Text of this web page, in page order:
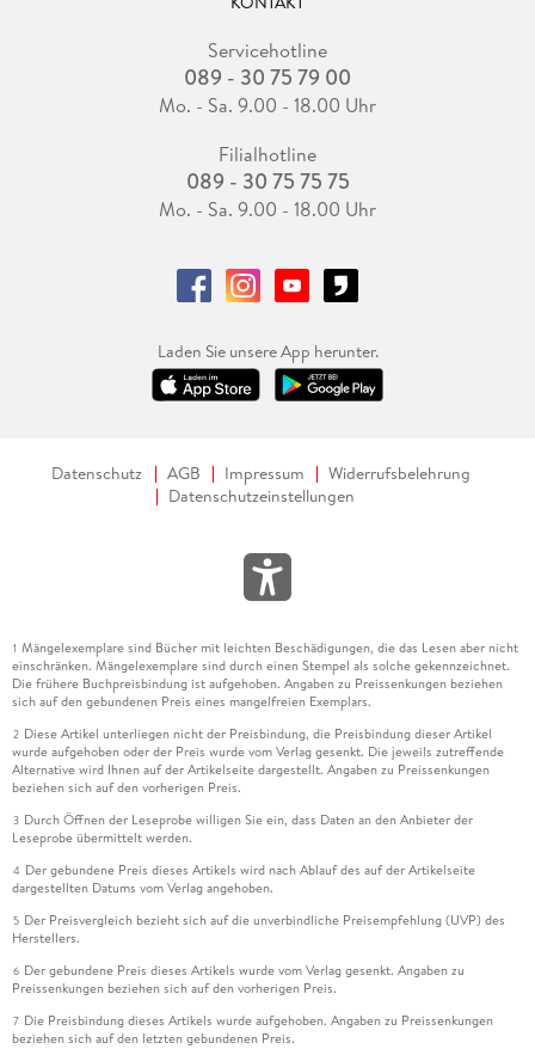
Servicehotline
089 - 30 75 79 00
Mo. - Sa. 9.00 - 18.00 Uhr
Filialhotline
089 - 30 75 75 75
Mo. - Sa. 9.00 - 18.00 Uhr
Laden Sie unsere App herunter.
Datenschutz AGB Impressum
Widerrufsbelehrung
Datenschutzeinstellungen
1 Mängelexemplare sind Bücher mit leichten Beschädigungen, die das Lesen aber nicht
einschränken. Mängelexemplare sind durch einen Stempel als solche gekennzeichnet.
Die frühere Buchpreisbindung ist aufgehoben. Angaben zu Preissenkungen beziehen
sich auf den gebundenen Preis eines mangelfreien Exemplars.
2 Diese Artikel unterliegen nicht der Preisbindung, die Preisbindung dieser Artikel
wurde aufgehoben oder der Preis wurde vom Verlag gesenkt. Die jeweils zutreffende
Alternative wird Ihnen auf der Artikelseite dargestellt. Angaben zu Preissenkungen
beziehen sich auf den vorherigen Preis.
3 Durch Öffnen der Leseprobe willigen Sie ein, dass Daten an den Anbieter der
Leseprobe übermittelt werden.
4 Der gebundene Preis dieses Artikels wird nach Ablauf des auf der Artikelseite
dargestellten Datums vom Verlag angehoben.
5 Der Preisvergleich bezieht sich auf die unverbindliche Preisempfehlung (UVP) des
Herstellers.
6 Der gebundene Preis dieses Artikels wurde vom Verlag gesenkt. Angaben zu
Preissenkungen beziehen sich auf den vorherigen Preis.
7 Die Preisbindung dieses Artikels wurde aufgehoben. Angaben zu Preissenkungen
beziehen sich auf den letzten gebundenen Preis.